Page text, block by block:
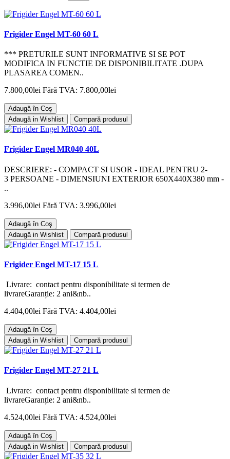
Frigider Engel MT-60 60 L
*** PRETURILE SUNT INFORMATIVE SI SE POT
MODIFICA IN FUNCTIE DE DISPONIBILITATE .DUPA
PLASAREA COMEN..
7.800,00lei Fără TVA: 7.800,00lei
Adaugă în Coş
Adaugă in Wishlist
Compară produsul
Frigider Engel MR040 40L
DESCRIERE: - COMPACT SI USOR - IDEAL PENTRU 2-
3 PERSOANE - DIMENSIUNI EXTERIOR 650X440X380 mm -
..
3.996,00lei Fără TVA: 3.996,00lei
Adaugă în Coş
Adaugă in Wishlist
Compară produsul
Frigider Engel MT-17 15 L
Livrare: contact pentru disponibilitate si termen de
livrareGaranție: 2 ani&nb..
4.404,00lei Fără TVA: 4.404,00lei
Adaugă în Coş
Adaugă in Wishlist
Compară produsul
Frigider Engel MT-27 21 L
Livrare: contact pentru disponibilitate si termen de
livrareGaranție: 2 ani&nb..
4.524,00lei Fără TVA: 4.524,00lei
Adaugă în Coş
Adaugă in Wishlist
Compară produsul